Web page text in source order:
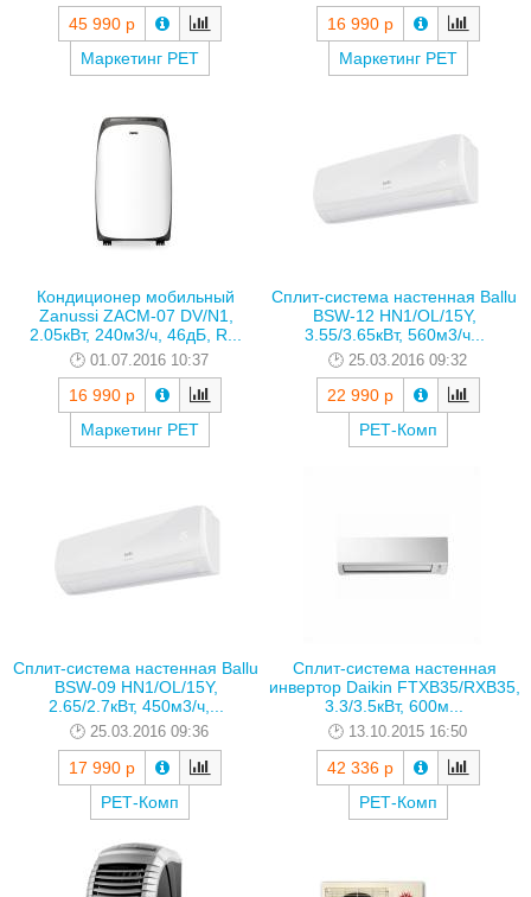
45 990 р
Маркетинг РЕТ
16 990 р
Маркетинг РЕТ
Кондиционер мобильный
Zanussi ZACM-07 DV/N1,
2.05кВт, 240м3/ч, 46дБ, R...
01.07.2016 10:37
16 990 р
Маркетинг РЕТ
Сплит-система настенная Ballu
BSW-12 HN1/OL/15Y,
3.55/3.65кВт, 560м3/ч...
25.03.2016 09:32
22 990 р
РЕТ-Комп
Сплит-система настенная Ballu
BSW-09 HN1/OL/15Y,
2.65/2.7кВт, 450м3/ч,...
25.03.2016 09:36
17 990 р
РЕТ-Комп
Сплит-система настенная
инвертор Daikin FTXB35/RXB35,
3.3/3.5кВт, 600м...
13.10.2015 16:50
42 336 р
РЕТ-Комп